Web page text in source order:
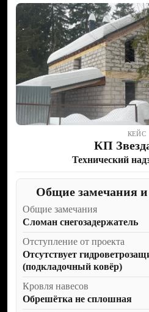
КЕЙС
КП
Технический
Общие замечания и
Общие замечания
Сломан снегозадержатель
Отступление от проекта
Отсутствует
(подкладочный ковёр)
Кровля навесов
Обрешётка не сплошная
ПОЧЕМУ
НАС
В НОСТРОЙ
В нашем штате шесть опытных
специалистов с высшим